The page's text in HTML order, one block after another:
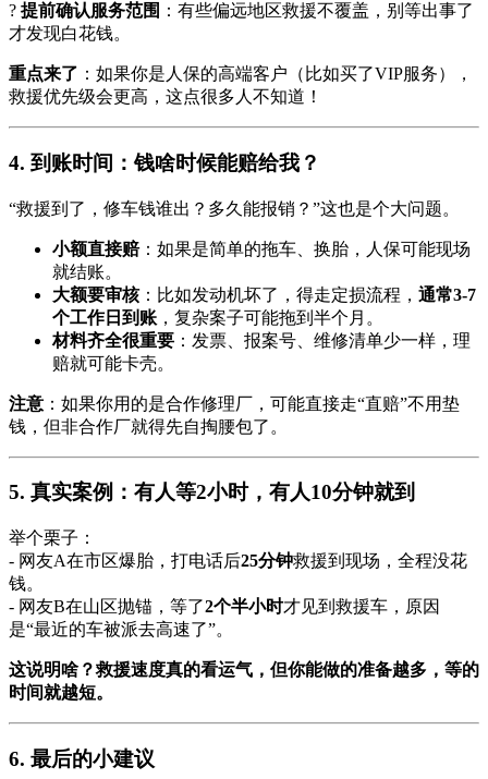
? 提前确认服务范围 ：有些偏远地区救援不覆盖，别等出事了
才发现白花钱。
重点来了 ：如果你是人保的高端客户（比如买了VIP服务），
救援优先级会更高，这点很多人不知道！
4. 到账时间：钱啥时候能赔给我？
“救援到了，修车钱谁出？多久能报销？”这也是个大问题。
小额直接赔：如果是简单的拖车、换胎，人保可能现场
就结账。
大额要审核：比如发动机坏了，得走定损流程， 通常3-7
个工作日到账 ，复杂案子可能拖到半个月。
材料齐全很重要 ：发票、报案号、维修清单少一样，理
赔就可能卡壳。
注意 ：如果你用的是合作修理厂，可能直接走“直赔”不用垫
钱，但非合作厂就得先自掏腰包了。
5. 真实案例：有人等2小时，有人10分钟就到
举个栗子：
- 网友A在市区爆胎，打电话后25分钟救援到现场，全程没花
钱。
- 网友B在山区抛锚，等了2个半小时才见到救援车，原因
是“最近的车被派去高速了”。
这说明啥？救援速度真的看运气，但你能做的准备越多，等的
时间就越短。
6. 最后的小建议